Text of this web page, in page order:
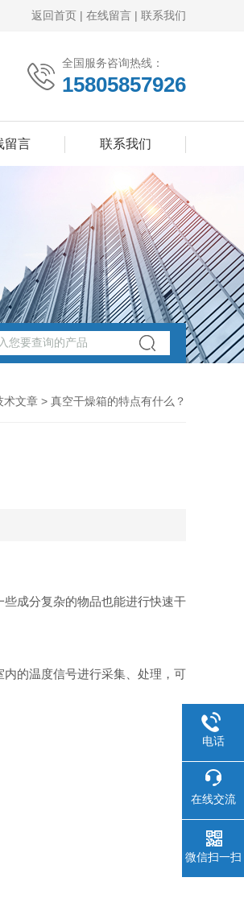
返回首页 | 在线留言 | 联系我们
全国服务咨询热线：
15805857926
留言 联系我们
术文章 > 真空干燥箱的特点有什么？
成分复杂的物品也能进行快速干
的温度信号进行采集、处理，可
电话
在线交流
微信扫一扫